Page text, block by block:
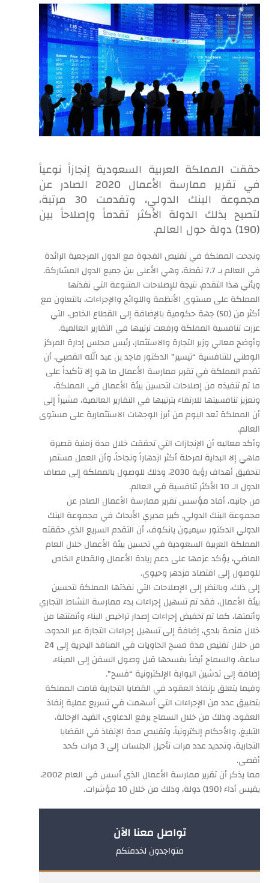
​حققت المملكة العربية السعودية إنجازاً نوعياً
في تقرير ممارسة الأعمال 2020 الصادر عن
مجموعة البنك الدولي، وتقدمت 30 مرتبة،
لتصبح بذلك الدولة الأكثر تقدماً وإصلاحاً بين
(190) دولة حول العالم.
ونجحت المملكة في تقليص الفجوة مع الدول المرجعية الرائدة
في العالم بـ 7.7 نقطة، وهي الأعلى بين جميع الدول المشاركة.
ويأتي هذا التقدم، نتيجة للإصلاحات المتنوعة التي نفذتها
المملكة على مستوى الأنظمة واللوائح والإجراءات، بالتعاون مع
أكثر من (50) جهة حكومية بالإضافة إلى القطاع الخاص، التي
عززت تنافسية المملكة ورفعت ترتيبها في التقارير العالمية.
وأوضح معالي وزير التجارة والاستثمار، رئيس مجلس إدارة المركز
الوطني للتنافسية “تيسير” الدكتور ماجد بن عبد الله القصبي، أن
تقدم المملكة في تقرير ممارسة الأعمال ما هو إلا تأكيداً على
ما تم تنفيذه من إصلاحات لتحسين بيئة الأعمال في المملكة،
وتعزيز تنافسيتها للارتقاء بترتيبها في التقارير العالمية، مشيراً إلى
أن المملكة تعد اليوم من أبرز الوجهات الاستثمارية على مستوى
العالم.
وأكد معاليه أن الإنجازات التي تحققت خلال مدة زمنية قصيرة
ماهي إلا البداية لمرحلة أكثر ازدهاراً ونجاحاً، وأن العمل مستمر
لتحقيق أهداف رؤية 2030، وذلك للوصول بالمملكة إلى مصاف
الدول الـ 10 الأكثر تنافسية في العالم.
من جانبه، أفاد مؤسس تقرير ممارسة الأعمال الصادر عن
مجموعة البنك الدولي, كبير مديري الأبحاث في مجموعة البنك
الدولي الدكتور سيميون يانكوف، أن التقدم السريع الذي حققته
المملكة العربية السعودية في تحسين بيئة الأعمال خلال العام
الماضي، يؤكد عزمها على دعم ريادة الأعمال والقطاع الخاص
للوصول إلى اقتصاد مزدهر وحيوي.
إلى ذلك، وبالنظر إلى الإصلاحات التي نفذتها المملكة لتحسين
بيئة الأعمال، فقد تم تسهيل إجراءات بدء ممارسة النشاط التجاري
وأتمتها، كما تم تخفيض إجراءات إصدار تراخيص البناء وأتمتتها من
خلال منصة بلدي، إضافة إلى تسهيل إجراءات التجارة عبر الحدود،
من خلال تقليص مدة فسح الحاويات في المنافذ البحرية إلى 24
ساعة، والسماح أيضاً بفسحها قبل وصول السفن إلى الميناء،
إضافة إلى تدشين البوابة الإلكترونية “فسح”.
وفيما يتعلق بإنفاذ العقود في القضايا التجارية قامت المملكة
بتطبيق عدد من الإجراءات التي أسهمت في تسريع عملية إنفاذ
العقود، وذلك من خلال السماح برفع الدعاوى، القيد، الإحالة،
التبليغ، والأحكام إلكترونياً، وتقليص مدة الإنفاذ في القضايا
التجارية، وتحديد عدد مرات تأجيل الجلسات إلى 3 مرات كحد
أقصى.
مما يذكر أن تقرير ممارسة الأعمال الذي أسس في العام 2002،
يقيس أداء (190) دولة، وذلك من خلال 10 مؤشرات.
تواصل معنا الآن
متواجدون لخدمتكم